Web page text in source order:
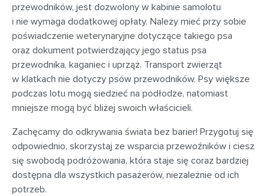
przewodników, jest dozwolony w kabinie samolotu
i nie wymaga dodatkowej opłaty. Należy mieć przy sobie
poświadczenie weterynaryjne dotyczące takiego psa
oraz dokument potwierdzający jego status psa
przewodnika, kaganiec i uprząż. Transport zwierząt
w klatkach nie dotyczy psów przewodników. Psy większe
podczas lotu mogą siedzieć na podłodze, natomiast
mniejsze mogą być bliżej swoich właścicieli.
Zachęcamy do odkrywania świata bez barier! Przygotuj się
odpowiednio, skorzystaj ze wsparcia przewoźników i ciesz
się swobodą podróżowania, która staje się coraz bardziej
dostępna dla wszystkich pasażerów, niezależnie od ich
potrzeb.